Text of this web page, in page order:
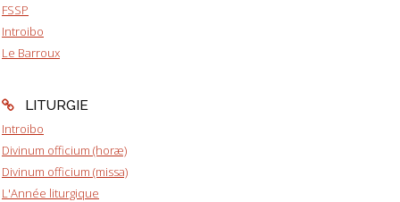
FSSP
Introibo
Le Barroux
LITURGIE
Introibo
Divinum officium (horæ)
Divinum officium (missa)
L'Année liturgique